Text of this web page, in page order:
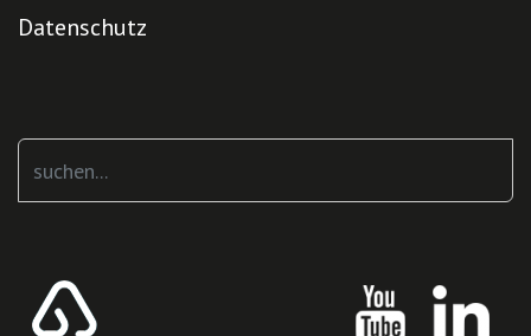
Datenschutz
...